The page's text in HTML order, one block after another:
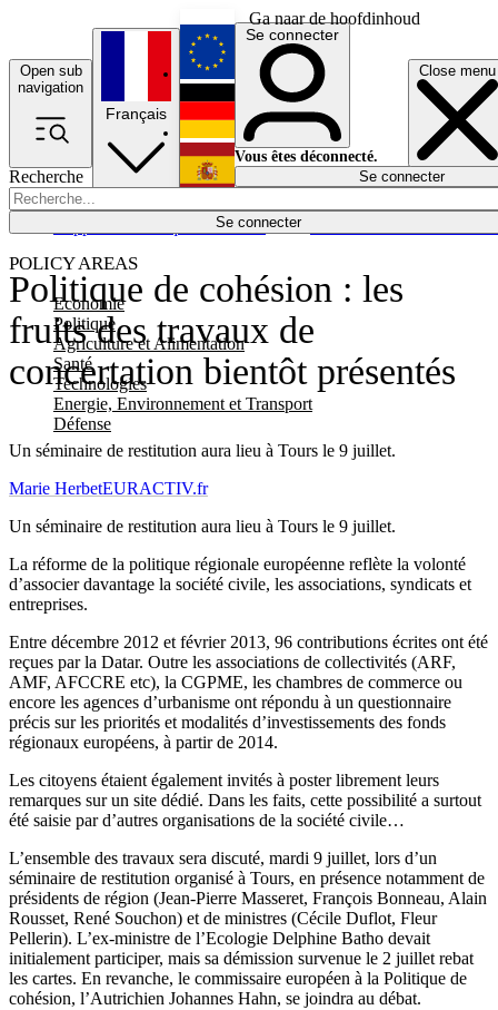
Ga naar de hoofdinhoud
Open sub
navigation
Close menu
Recherche
Se connecter
POLICY AREAS
Economie
Politique
Agriculture et Alimentation
Santé
Technologies
Energie, Environnement et Transport
Défense
Économie
Français
English
Deutsch
Español
Se connecter
Vous êtes déconnecté.
Se connecter
Politique de cohésion : les
fruits des travaux de
concertation bientôt présentés
Un séminaire de restitution aura lieu à Tours le 9 juillet.
Marie HerbetEURACTIV.fr
Un séminaire de restitution aura lieu à Tours le 9 juillet.
La réforme de la politique régionale européenne reflète la volonté
d’associer davantage la société civile, les associations, syndicats et
entreprises.
Entre décembre 2012 et février 2013, 96 contributions écrites ont été
reçues par la Datar. Outre les associations de collectivités (ARF,
AMF, AFCCRE etc), la CGPME, les chambres de commerce ou
encore les agences d’urbanisme ont répondu à un questionnaire
précis sur les priorités et modalités d’investissements des fonds
régionaux européens, à partir de 2014.
Les citoyens étaient également invités à poster librement leurs
remarques sur un site dédié. Dans les faits, cette possibilité a surtout
été saisie par d’autres organisations de la société civile…
L’ensemble des travaux sera discuté, mardi 9 juillet, lors d’un
séminaire de restitution organisé à Tours, en présence notamment de
présidents de région (Jean-Pierre Masseret, François Bonneau, Alain
Rousset, René Souchon) et de ministres (Cécile Duflot, Fleur
Pellerin). L’ex-ministre de l’Ecologie Delphine Batho devait
initialement participer, mais sa démission survenue le 2 juillet rebat
les cartes. En revanche, le commissaire européen à la Politique de
cohésion, l’Autrichien Johannes Hahn, se joindra au débat.